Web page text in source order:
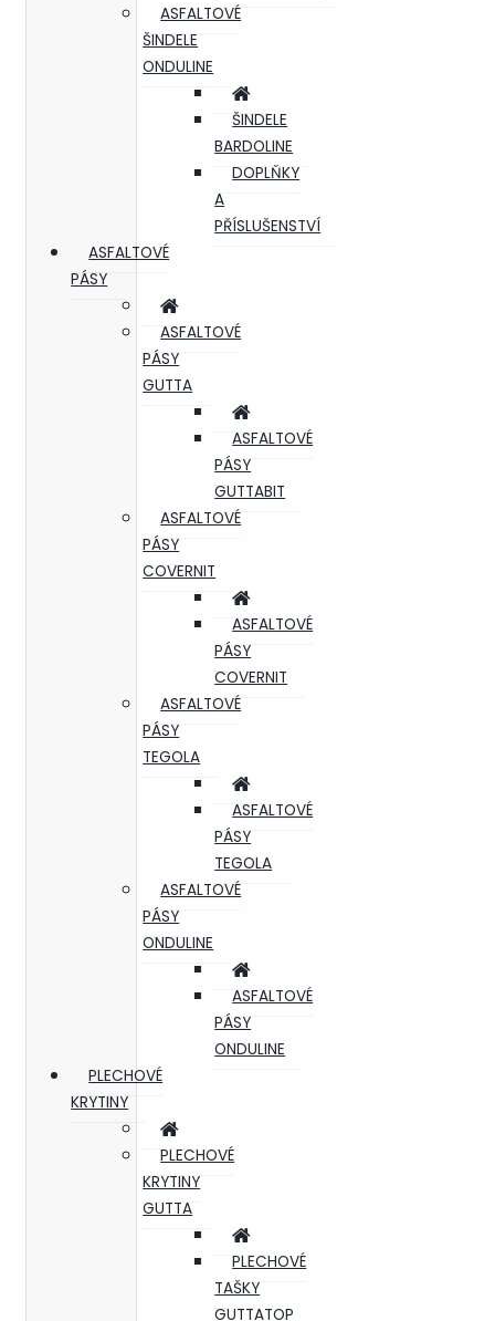
ASFALTOVÉ
ŠINDELE
ONDULINE
ŠINDELE
BARDOLINE
DOPLŇKY
A
PŘÍSLUŠENSTVÍ
ASFALTOVÉ
PÁSY
ASFALTOVÉ
PÁSY
GUTTA
ASFALTOVÉ
PÁSY
GUTTABIT
ASFALTOVÉ
PÁSY
COVERNIT
ASFALTOVÉ
PÁSY
COVERNIT
ASFALTOVÉ
PÁSY
TEGOLA
ASFALTOVÉ
PÁSY
TEGOLA
ASFALTOVÉ
PÁSY
ONDULINE
ASFALTOVÉ
PÁSY
ONDULINE
PLECHOVÉ
KRYTINY
PLECHOVÉ
KRYTINY
GUTTA
PLECHOVÉ
TAŠKY
GUTTATOP